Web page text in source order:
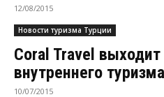
12/08/2015
Новости туризма Турции
Coral Travel
внутреннего
10/07/2015